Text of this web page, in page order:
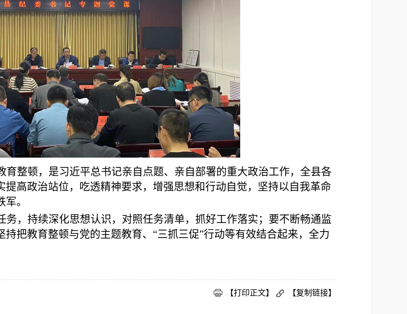
育整顿，是习近平总书记亲自点题、亲自部署的重大政治工作，全县各
高政治站位，吃透精神要求，增强思想和行动自觉，坚持以自我革命
。
务，持续深化思想认识，对照任务清单，抓好工作落实；要不断畅通监
把教育整顿与党的主题教育、 “三抓三促”行动等有效结合起来，全力
【打印正文】 【复制链接】